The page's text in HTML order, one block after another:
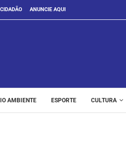
ANUNCIE AQUI
AMBIENTE ESPORTE CULTURA